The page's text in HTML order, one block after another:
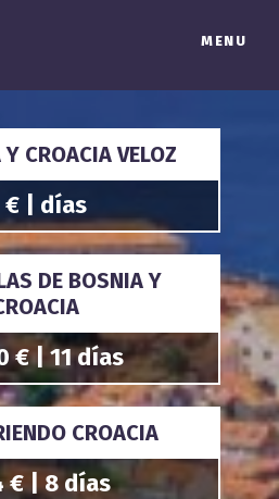
Y CROACIA VELOZ
€ | días
DE BOSNIA Y
€ | 11 días
CROACIA
€ | 8 días
MENU